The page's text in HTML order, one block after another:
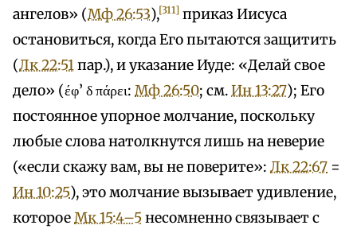
ангелов» (Мф 26:53),[311] приказ Иисуса
остановиться, когда Его пытаются защитить
(Лк 22:51пар.), и указание Иуде: «Делай свое
дело» (έφ’ δ πάρει: Мф 26:50; см.Ин 13:27); Его
постоянное упорное молчание, поскольку
любые слова натолкнутся лишь на неверие
(«если скажу вам, вы не поверите»: Лк 22:67 =
Ин 10:25), это молчание вызывает удивление,
котороеМк 15:4–5 несомненно связывает с